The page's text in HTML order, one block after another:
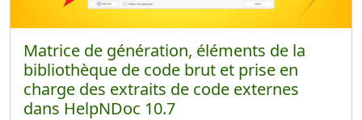
Matrice de génération, éléments de la
bibliothèque de code brut et prise en
charge des extraits de code externes
dans HelpNDoc 10.7